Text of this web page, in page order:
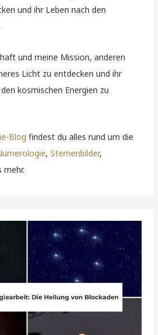
und ihr Leben nach den
und meine Mission, anderen
Licht zu entdecken und ihr
kosmischen Energien zu
Blog findest du alles rund um die
,Sternenbilder,
mehr.